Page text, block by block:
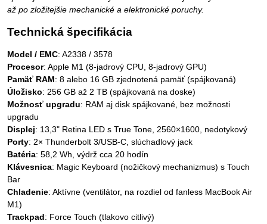
až po zložitejšie mechanické a elektronické poruchy.
Technická špecifikácia
Model / EMC: A2338 / 3578
Procesor: Apple M1 (8-jadrový CPU, 8-jadrový GPU)
Pamäť RAM: 8 alebo 16 GB zjednotená pamäť (spájkovaná)
Úložisko: 256 GB až 2 TB (spájkovaná na doske)
Možnosť upgradu: RAM aj disk spájkované, bez možnosti
upgradu
Displej: 13,3" Retina LED s True Tone, 2560×1600, nedotykový
Porty: 2× Thunderbolt 3/USB-C, slúchadlový jack
Batéria: 58,2 Wh, výdrž cca 20 hodín
Klávesnica: Magic Keyboard (nožičkový mechanizmus) s Touch
Bar
Chladenie: Aktívne (ventilátor, na rozdiel od fanless MacBook Air
M1)
Trackpad: Force Touch (tlakovo citlivý)